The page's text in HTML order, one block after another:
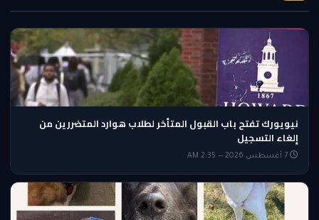
نيويورك تفتح باب القبول المتأخر لطلاب هوارد المتضررين من
إلغاء التسجيل